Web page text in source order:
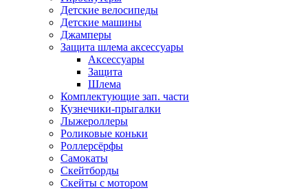
Детские велосипеды
Детские машины
Джамперы
Защита шлема аксессуары
Аксессуары
Защита
Шлема
Комплектующие зап. части
Кузнечики-прыгалки
Лыжероллеры
Роликовые коньки
Роллерсёрфы
Самокаты
Скейтборды
Скейты с мотором